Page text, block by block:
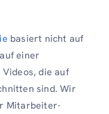
basiert nicht auf
einer
die auf
sind. Wir
Mitarbeiter-